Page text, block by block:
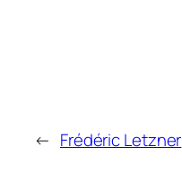
← Frédéric Letzner